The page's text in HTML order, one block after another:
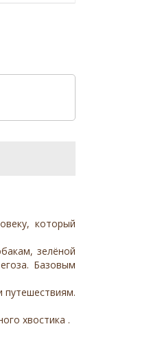
который
зелёной
Базовым
путешествиям.
хвостика .